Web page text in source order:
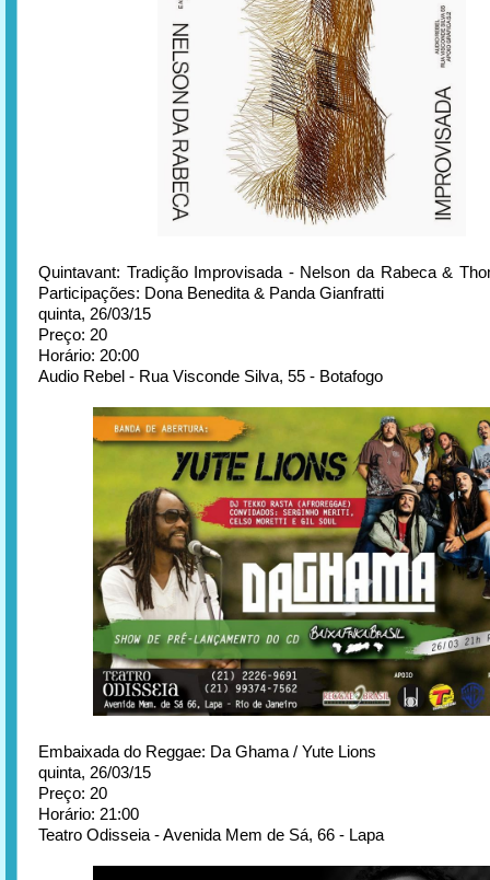
Quintavant: Tradição Improvisada - Nelson da Rabeca &
Participações: Dona Benedita & Panda Gianfratti
quinta, 26/03/15
Preço: 20
Horário: 20:00
Audio Rebel - Rua Visconde Silva, 55 - Botafogo
Embaixada do Reggae: Da Ghama / Yute Lions
quinta, 26/03/15
Preço: 20
Horário: 21:00
Teatro Odisseia - Avenida Mem de Sá, 66 - Lapa